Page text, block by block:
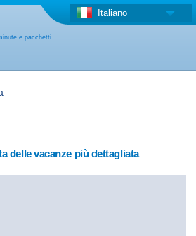
e pacchetti
Italiano
delle vacanze più dettagliata